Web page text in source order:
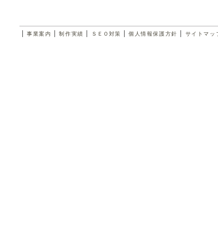
ました。
|事業案内 |制作実績 | ＳＥＯ対策 | 個人情報保護方針 | サイトマッ